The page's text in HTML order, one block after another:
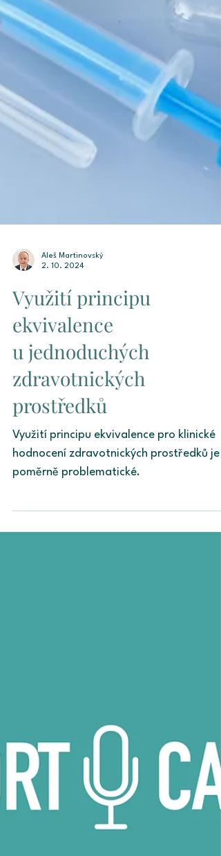
Aleš Martinovský
2. 10. 2024
Využití principu
ekvivalence
u jednoduchých
zdravotnických